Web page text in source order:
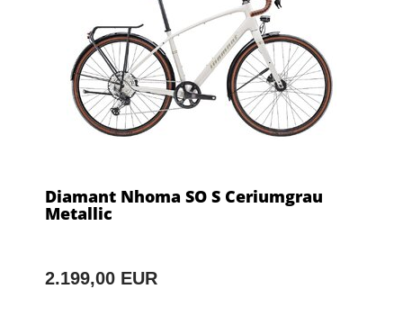
Diamant Nhoma SO S Ceriumgrau
Metallic
2.199,00 EUR